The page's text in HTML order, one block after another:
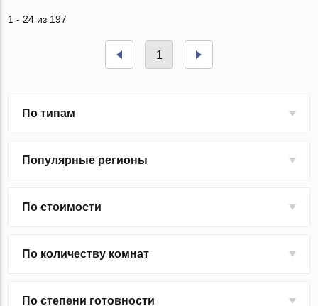
1 - 24 из 197
1
По типам
Популярные регионы
По стоимости
По количеству комнат
По степени готовности